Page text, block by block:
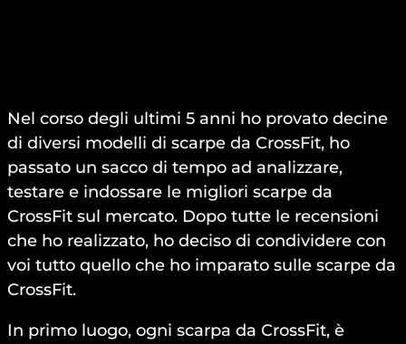
Nel corso degli ultimi 5 anni ho provato decine
di diversi modelli di scarpe da CrossFit, ho
passato un sacco di tempo ad analizzare,
testare e indossare le migliori scarpe da
CrossFit sul mercato. Dopo tutte le recensioni
che ho realizzato, ho deciso di condividere con
voi tutto quello che ho imparato sulle scarpe da
CrossFit.
In primo luogo, ogni scarpa da CrossFit, è